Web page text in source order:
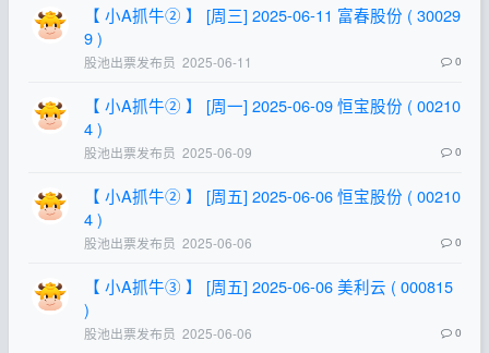
【 小A抓牛② 】 [周三] 2025-06-11 富春股份 ( 30029
9 )
股池出票发布员 2025-06-11 0
【 小A抓牛② 】 [周一] 2025-06-09 恒宝股份 ( 00210
4 )
股池出票发布员 2025-06-09 0
【 小A抓牛② 】 [周五] 2025-06-06 恒宝股份 ( 00210
4 )
股池出票发布员 2025-06-06 0
【 小A抓牛③ 】 [周五] 2025-06-06 美利云 ( 000815
)
股池出票发布员 2025-06-06 0